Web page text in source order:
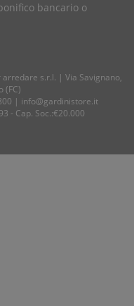
bancario o
arredare s.r.l. | Via Savignano,
(FC)
| info@gardinistore.it
- Cap. Soc.:€20.000